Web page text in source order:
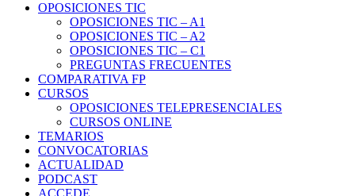
OPOSICIONES TIC
OPOSICIONES TIC – A1
OPOSICIONES TIC – A2
OPOSICIONES TIC – C1
PREGUNTAS FRECUENTES
COMPARATIVA FP
CURSOS
OPOSICIONES TELEPRESENCIALES
CURSOS ONLINE
TEMARIOS
CONVOCATORIAS
ACTUALIDAD
PODCAST
ACCEDE